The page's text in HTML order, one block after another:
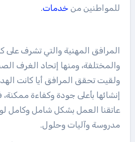
للمواطنين من خدمات.
المرافق المهنية والتي تشرف على
والمختلفة، ومنها إتحاد الغرف
ولقيت تحقق المرافق أيا كانت
إنشائها بأعلى جودة وكفاءة
عاتقنا العمل بشكل شامل وكامل
مدروسة وآليات وحلول.